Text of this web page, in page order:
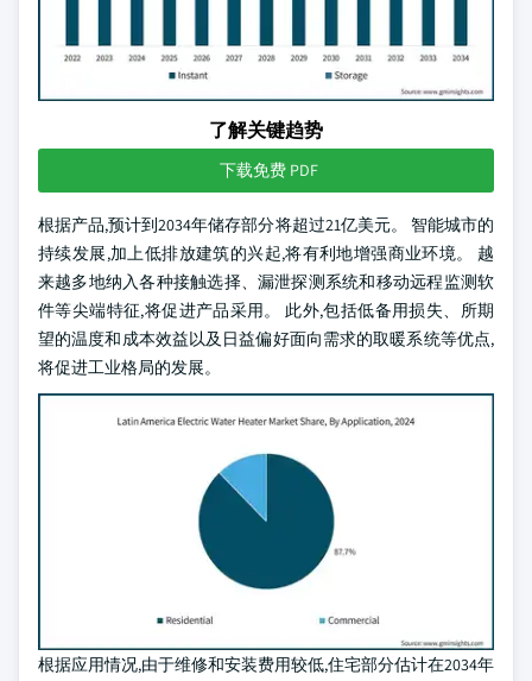
了解关键趋势
下载免费 PDF
根据产品,预计到2034年储存部分将超过21亿美元。 智能城市的
持续发展,加上低排放建筑的兴起,将有利地增强商业环境。 越
来越多地纳入各种接触选择、漏泄探测系统和移动远程监测软
件等尖端特征,将促进产品采用。 此外,包括低备用损失、所期
望的温度和成本效益以及日益偏好面向需求的取暖系统等优点,
将促进工业格局的发展。
根据应用情况,由于维修和安装费用较低,住宅部分估计在2034年